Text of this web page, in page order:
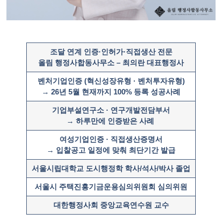
조달 연계 인증·인허가·직접생산 전문
올림 행정사합동사무소 – 최의란 대표행정사
벤처기업인증 (혁신성장유형 · 벤처투자유형)
→ 26년 5월 현재까지 100% 등록 성공사례
기업부설연구소 · 연구개발전담부서
→ 하루만에 인증받은 사례 ​
여성기업인증 · 직접생산증명서
→ 입찰공고 일정에 맞춰 최단기간 발급
서울시립대학교 도시행정학 학사/석사/박사 졸업
서울시 주택진흥기금운용심의위원회 심의위원
대한행정사회 중앙교육연수원 교수